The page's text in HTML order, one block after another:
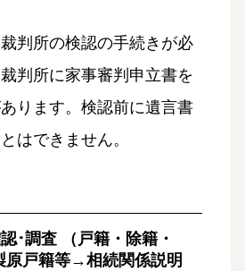
判所の検認の手続きが必
判所に家事審判申立書を
ります。検認前に遺言書
はできません。
･調査 （戸籍・除籍・
原戸籍等→相続関係説明